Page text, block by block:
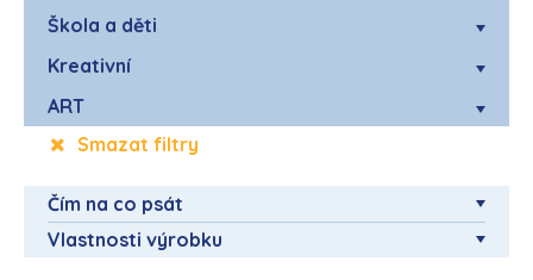
Škola a děti
Kreativní
ART
Smazat filtry
Čím na co psát
Vlastnosti výrobku